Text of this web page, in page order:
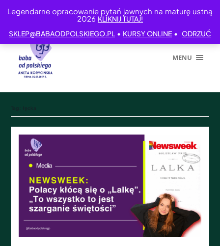
Legendarne opracowanie pytań jawnych na maturę ustną
2026 KLIKNIJ TUTAJ!
SKLEP@BABAODPOLSKIEGO.PL • KURSY ONLINE • ODRZUĆ
MENU